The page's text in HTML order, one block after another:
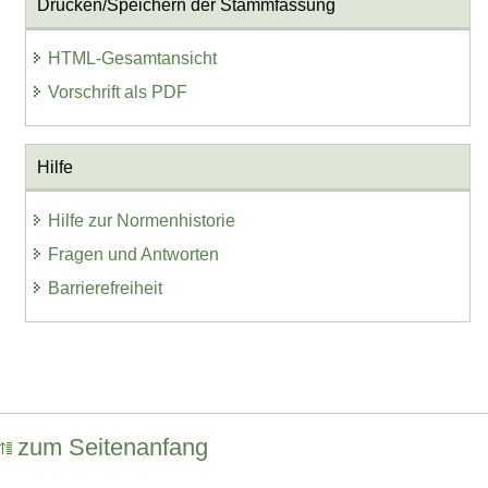
Drucken/Speichern der Stammfassung
HTML-Gesamtansicht
Vorschrift als PDF
Hilfe
Hilfe zur Normenhistorie
Fragen und Antworten
Barrierefreiheit
zum Seitenanfang